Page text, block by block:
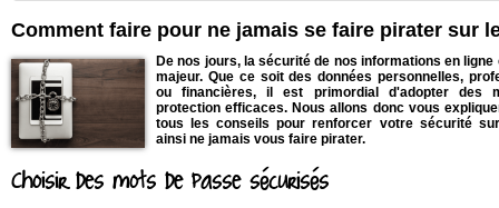
Comment faire pour ne jamais se faire pirater sur
De nos jours, la sécurité de nos informations en ligne
majeur. Que ce soit des données personnelles,
ou financières, il est primordial d'adopter des
protection efficaces. Nous allons donc vous
tous les conseils pour renforcer votre sécurité
ainsi ne jamais vous faire pirater.
Choisir des mots de passe sécurisés